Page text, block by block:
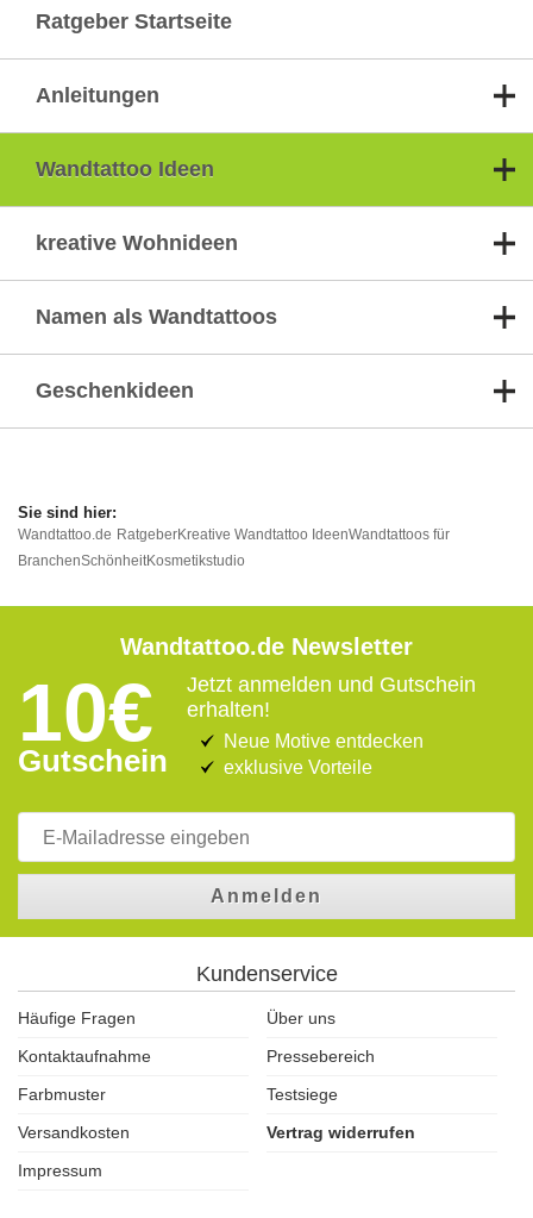
Ratgeber Startseite
Anleitungen
Wandtattoo Ideen
kreative Wohnideen
Namen als Wandtattoos
Geschenkideen
Wandtattoo.de RatgeberKreative Wandtattoo IdeenWandtattoos für
BranchenSchönheitKosmetikstudio
Wandtattoo.de Newsletter
10€
Gutschein
Jetzt anmelden und Gutschein
erhalten!
Neue Motive entdecken
exklusive Vorteile
Anmelden
Kundenservice
Häufige Fragen
Über uns
Kontaktaufnahme
Pressebereich
Farbmuster
Testsiege
Versandkosten
Vertrag widerrufen
Impressum